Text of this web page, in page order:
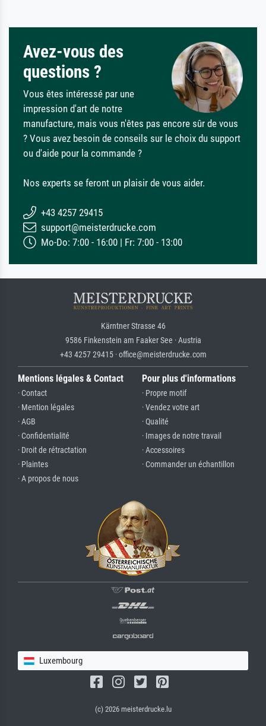
Avez-vous des
questions ?
Vous êtes intéressé par une
impression d'art de notre
manufacture, mais vous n'êtes pas encore sûr de vous
? Vous avez besoin de conseils sur le choix du support
ou d'aide pour la commande ?
Nos experts se feront un plaisir de vous aider.
+43 4257 29415
support@meisterdrucke.com
Mo-Do: 7:00 - 16:00 | Fr: 7:00 - 13:00
Kärntner Strasse 46
9586 Finkenstein am Faaker See · Austria
+43 4257 29415 · office@meisterdrucke.com
Mentions légales & Contact
· Contact
· Mention légales
· AGB
· Confidentialité
· Droit de rétractation
· Plaintes
· A propos de nous
Pour plus d'informations
· Propre motif
· Vendez votre art
· Qualité
· Images de notre travail
· Accessoires
· Commander un échantillon
Luxembourg
(c) 2026 meisterdrucke.lu